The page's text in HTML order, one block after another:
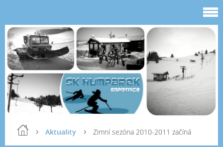
Aktuality Zimní sezóna 2010-2011 začíná